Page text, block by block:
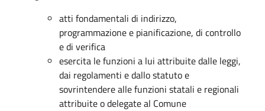
atti fondamentali di indirizzo,
programmazione e pianificazione, di controllo
e di verifica
esercita le funzioni a lui attribuite dalle leggi,
dai regolamenti e dallo statuto e
sovrintendere alle funzioni statali e regionali
attribuite o delegate al Comune